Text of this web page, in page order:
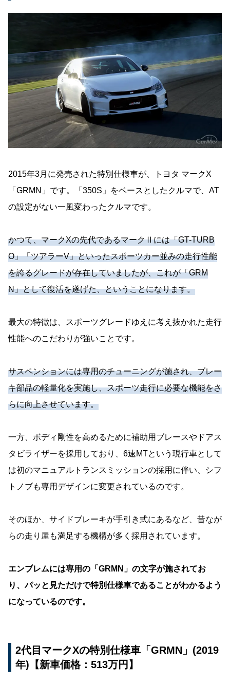
2015年3月に発売された特別仕様車が、トヨタ マークX
「GRMN」です。「350S」をベースとしたクルマで、AT
の設定がない一風変わったクルマです。
かつて、マークXの先代であるマークⅡには「GT-TURB
O」「ツアラーV」といったスポーツカー並みの走行性能
を誇るグレードが存在していましたが、これが「GRM
N」として復活を遂げた、ということになります。
最大の特徴は、スポーツグレードゆえに考え抜かれた走行
性能へのこだわりが強いことです。
サスペンションには専用のチューニングが施され、ブレー
キ部品の軽量化を実施し、スポーツ走行に必要な機能をさ
らに向上させています。
一方、ボディ剛性を高めるために補助用ブレースやドアス
タビライザーを採用しており、6速MTという現行車として
は初のマニュアルトランスミッションの採用に伴い、シフ
トノブも専用デザインに変更されているのです。
そのほか、サイドブレーキが手引き式にあるなど、昔なが
らの走り屋も満足する機構が多く採用されています。
エンブレムには専用の「GRMN」の文字が施されてお
り、パッと見ただけで特別仕様車であることがわかるよう
になっているのです。
2代目マークXの特別仕様車「GRMN」(2019
年)【新車価格：513万円】